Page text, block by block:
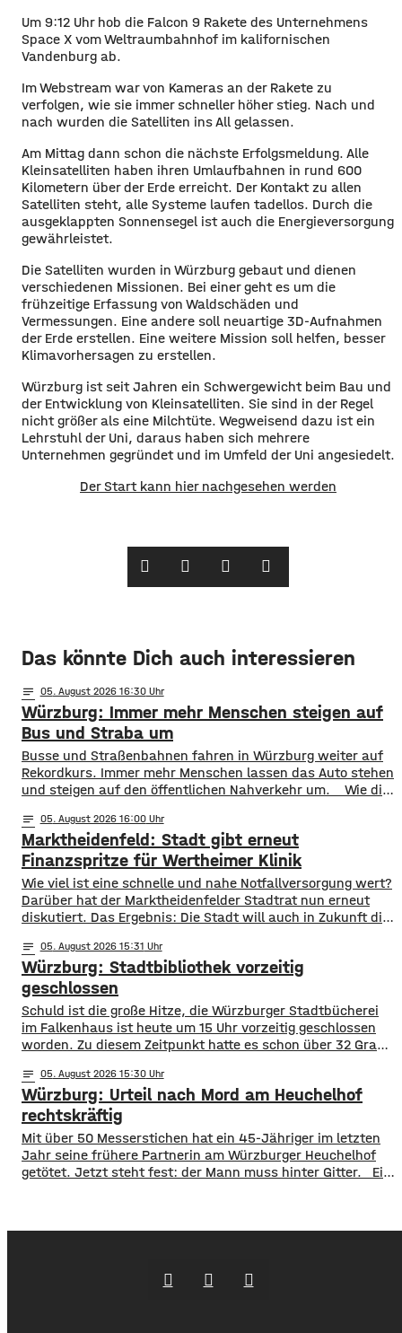
Um 9:12 Uhr hob die Falcon 9 Rakete des Unternehmens
Space X vom Weltraumbahnhof im kalifornischen
Vandenburg ab.
Im Webstream war von Kameras an der Rakete zu
verfolgen, wie sie immer schneller höher stieg. Nach und
nach wurden die Satelliten ins All gelassen.
Am Mittag dann schon die nächste Erfolgsmeldung. Alle
Kleinsatelliten haben ihren Umlaufbahnen in rund 600
Kilometern über der Erde erreicht. Der Kontakt zu allen
Satelliten steht, alle Systeme laufen tadellos. Durch die
ausgeklappten Sonnensegel ist auch die Energieversorgung
gewährleistet.
Die Satelliten wurden in Würzburg gebaut und dienen
verschiedenen Missionen. Bei einer geht es um die
frühzeitige Erfassung von Waldschäden und
Vermessungen. Eine andere soll neuartige 3D-Aufnahmen
der Erde erstellen. Eine weitere Mission soll helfen, besser
Klimavorhersagen zu erstellen.
Würzburg ist seit Jahren ein Schwergewicht beim Bau und
der Entwicklung von Kleinsatelliten. Sie sind in der Regel
nicht größer als eine Milchtüte. Wegweisend dazu ist ein
Lehrstuhl der Uni, daraus haben sich mehrere
Unternehmen gegründet und im Umfeld der Uni angesiedelt.
Der Start kann hier nachgesehen werden
Das könnte Dich auch interessieren
notes 05. August 2026 16:30
Würzburg: Immer mehr Menschen steigen auf
Bus und Straba um
​​Busse und Straßenbahnen fahren in Würzburg weiter auf
Rekordkurs. Immer mehr Menschen lassen das Auto stehen
und steigen auf den öffentlichen Nahverkehr um. ​Wie die
so viele Fahrgäste transportiert wie nie zuvor. Insgesamt
waren knapp 18 Millionen Menschen im öffentlichen
Nahverkehr unterwegs. ​Besonders deutlich zeigt sich
notes 05. August 2026 16:00
Marktheidenfeld: Stadt gibt erneut
Finanzspritze für Wertheimer Klinik
​​Wie viel ist eine schnelle und nahe Notfallversorgung wert?
Darüber hat der Marktheidenfelder Stadtrat nun erneut
diskutiert. Das Ergebnis: Die Stadt will auch in Zukunft die
finanziell unterstützen. ​Über 31.000 Euro fließen in
diesem Jahr an den entsprechenden Förderverein des
Krankenhauses. Denn: Allein im letzten Jahr haben sich
120 Menschen aus Marktheidenfeld
notes 05. August 2026 15:31
Würzburg: Stadtbibliothek vorzeitig
geschlossen
Schuld ist die große Hitze, die Würzburger Stadtbücherei
im Falkenhaus ist heute um 15 Uhr vorzeitig geschlossen
worden. Zu diesem Zeitpunkt hatte es schon über 32 Grad
vorzeitige Schließung begründet die Stadt mit dem Schutz
der Gesundheit der Besucher, vor allem aber auch der
Beschäftigten in der Stadtbücherei. Das
notes 05. August 2026 15:30
Würzburg: Urteil nach Mord am Heuchelhof
rechtskräftig
​​Mit über 50 Messerstichen hat ein 45-Jähriger im letzten
Jahr seine frühere Partnerin am Würzburger Heuchelhof
getötet. Jetzt steht fest: der Mann muss hinter Gitter. ​Ein